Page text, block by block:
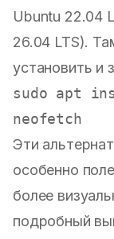
Ubuntu 22.04
26.04 LTS).
установить и
Эти
особенно
более
подробный